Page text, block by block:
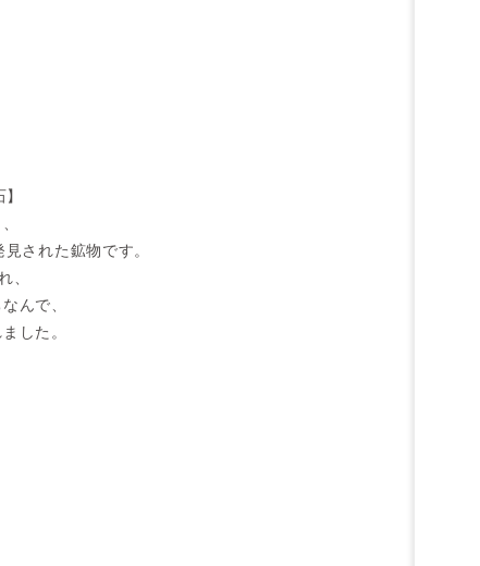
された鉱物です。
、
んで、
した。